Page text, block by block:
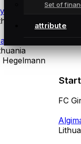
Set of
attribute
coach
Hegelmann
FC